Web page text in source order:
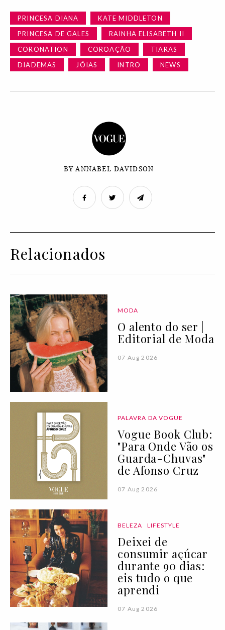
PRINCESA DIANA
KATE MIDDLETON
PRINCESA DE GALES
RAINHA ELISABETH II
CORONATION
COROAÇÃO
TIARAS
DIADEMAS
JÓIAS INTRO NEWS
BY ANNABEL DAVIDSON
Relacionados
MODA
O alento do ser |
Editorial de Moda
07 Aug 2026
PALAVRA DA VOGUE
Vogue Book Club:
"Para Onde Vão os
Guarda-Chuvas"
de Afonso Cruz
07 Aug 2026
BELEZA LIFESTYLE
Deixei de
consumir açúcar
durante 90 dias:
eis tudo o que
aprendi
07 Aug 2026